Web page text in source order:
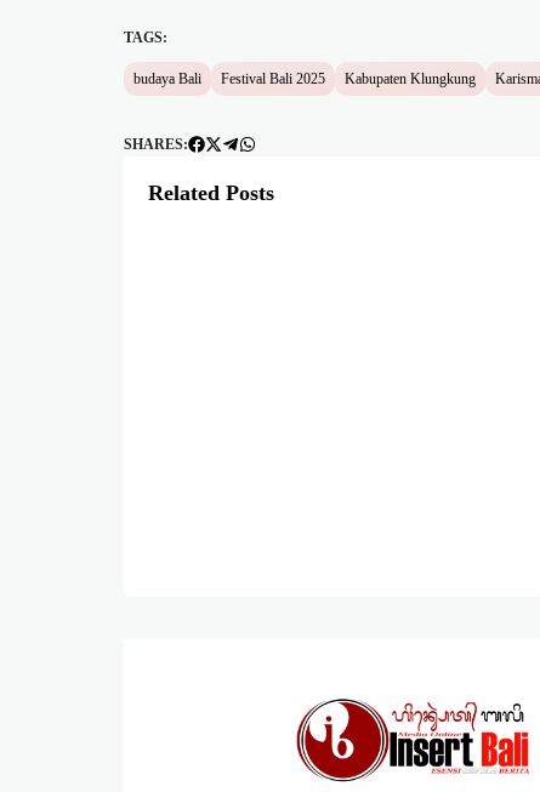
TAGS:
budaya Bali Festival Bali 2025 Kabupaten Klungkung
SHARES:
Related Posts